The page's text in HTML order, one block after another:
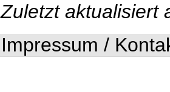
Zuletzt aktualisiert
Impressum /